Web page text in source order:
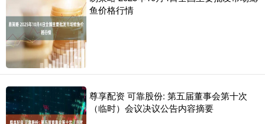
鱼价格行情
尊享配资 可靠股份: 第五届董事会第十次
（临时）会议决议公告内容摘要